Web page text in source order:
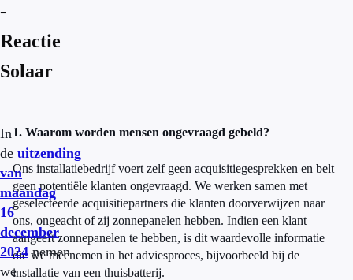
-
Reactie
Solaar
In
de uitzending
van
maandag
16
december
2024nemen
we
1. Waarom worden mensen ongevraagd gebeld?
Ons installatiebedrijf voert zelf geen acquisitiegesprekken en belt
geen potentiële klanten ongevraagd. We werken samen met
geselecteerde acquisitiepartners die klanten doorverwijzen naar
ons, ongeacht of zij zonnepanelen hebben. Indien een klant
aangeeft zonnepanelen te hebben, is dit waardevolle informatie
die we meenemen in het adviesproces, bijvoorbeeld bij de
installatie van een thuisbatterij.